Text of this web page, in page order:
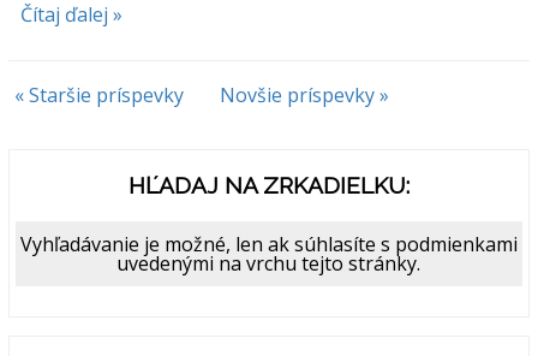
Čítaj ďalej »
« Staršie príspevky Novšie príspevky »
HĽADAJ NA ZRKADIELKU:
Vyhľadávanie je možné, len ak súhlasíte s podmienkami
uvedenými na vrchu tejto stránky.